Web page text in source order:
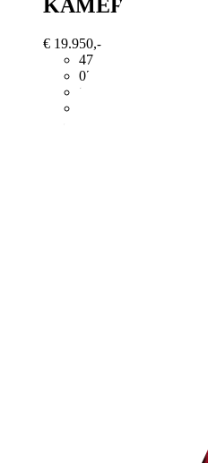
KAMERA LEDER
€ 19.950,-
47.725 km
02/2020
109 kW (148 PS)